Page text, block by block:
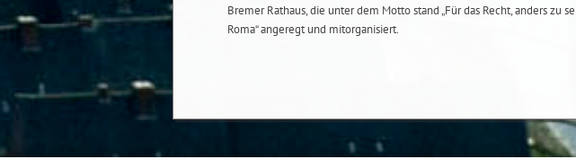
Bremer Rathaus, die unter dem Motto stand „Für das Recht, anders zu
Roma“ angeregt und mitorganisiert.